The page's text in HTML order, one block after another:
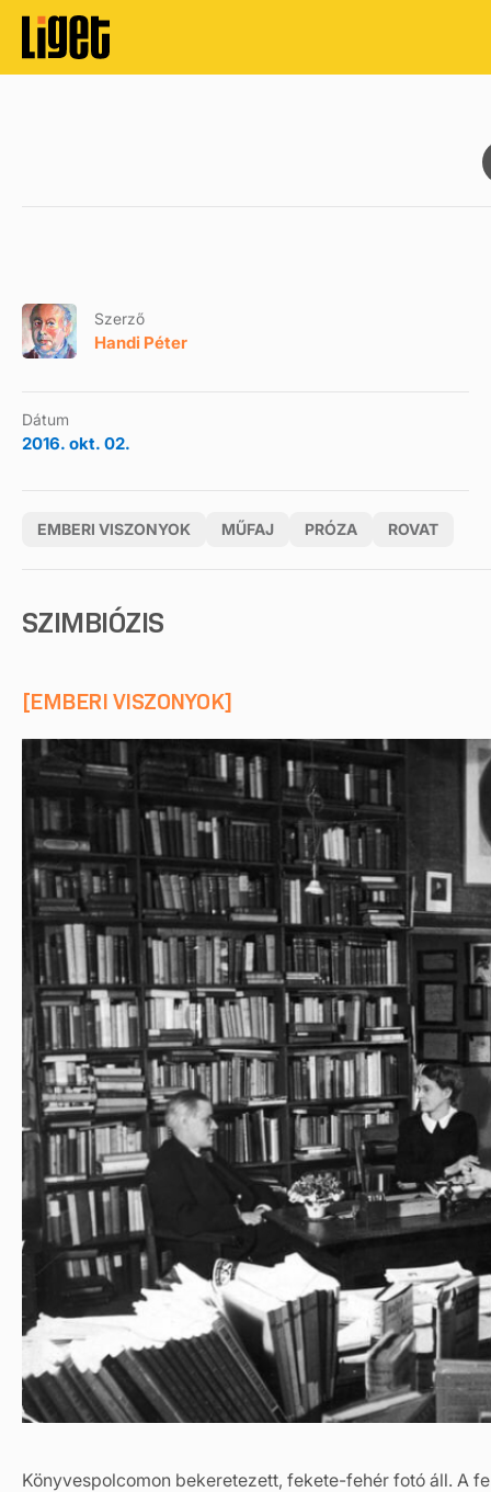
Szerző
Handi Péter
Dátum
2016. okt. 02.
EMBERI VISZONYOK MŰFAJ PRÓZA ROVAT
SZIMBIÓZIS
[EMBERI VISZONYOK]
Könyvespolcomon bekeretezett, fekete-fehér fotó áll. A